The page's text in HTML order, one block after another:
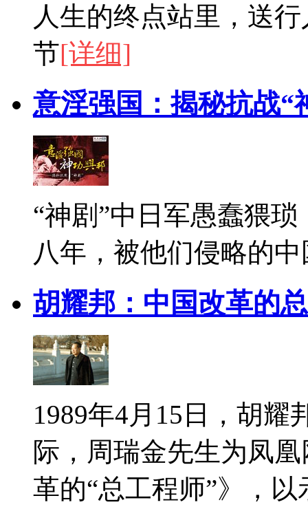
人生的终点站里，送
节[详细]
意淫强国：揭秘抗战“
“神剧”中日军愚蠢猥
八年，被他们侵略的
胡耀邦：中国改革的
1989年4月15日，胡耀
际，周瑞金先生为凤
革的“总工程师”》，以